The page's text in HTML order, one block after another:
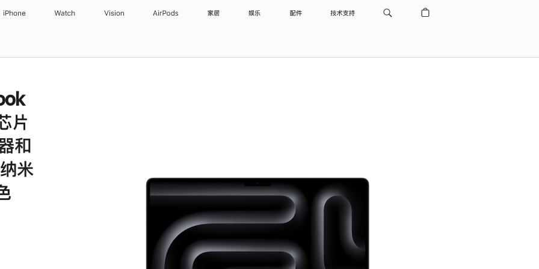
iPhone Watch Vision AirPods 家居 娱乐 配件 技术支持
片
和
米